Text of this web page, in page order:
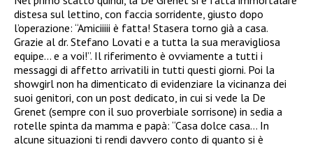
distesa sul lettino, con faccia sorridente, giusto dopo
l’operazione: “Amiciiiii è fatta! Stasera torno già a casa.
Grazie al dr. Stefano Lovati e a tutta la sua meravigliosa
equipe… e a voi!”. Il riferimento è ovviamente a tutti i
messaggi di affetto arrivatili in tutti questi giorni. Poi la
showgirl non ha dimenticato di evidenziare la vicinanza dei
suoi genitori, con un post dedicato, in cui si vede la De
Grenet (sempre con il suo proverbiale sorrisone) in sedia a
rotelle spinta da mamma e papà: “Casa dolce casa… In
alcune situazioni ti rendi davvero conto di quanto si è